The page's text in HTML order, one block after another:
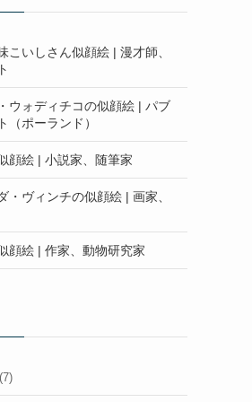
こいしさん似顔絵 | 漫才師、
ウォディチコの似顔絵 | パブ
（ポーランド）
顔絵 | 小説家、随筆家
・ヴィンチの似顔絵 | 画家、
顔絵 | 作家、動物研究家
(7)